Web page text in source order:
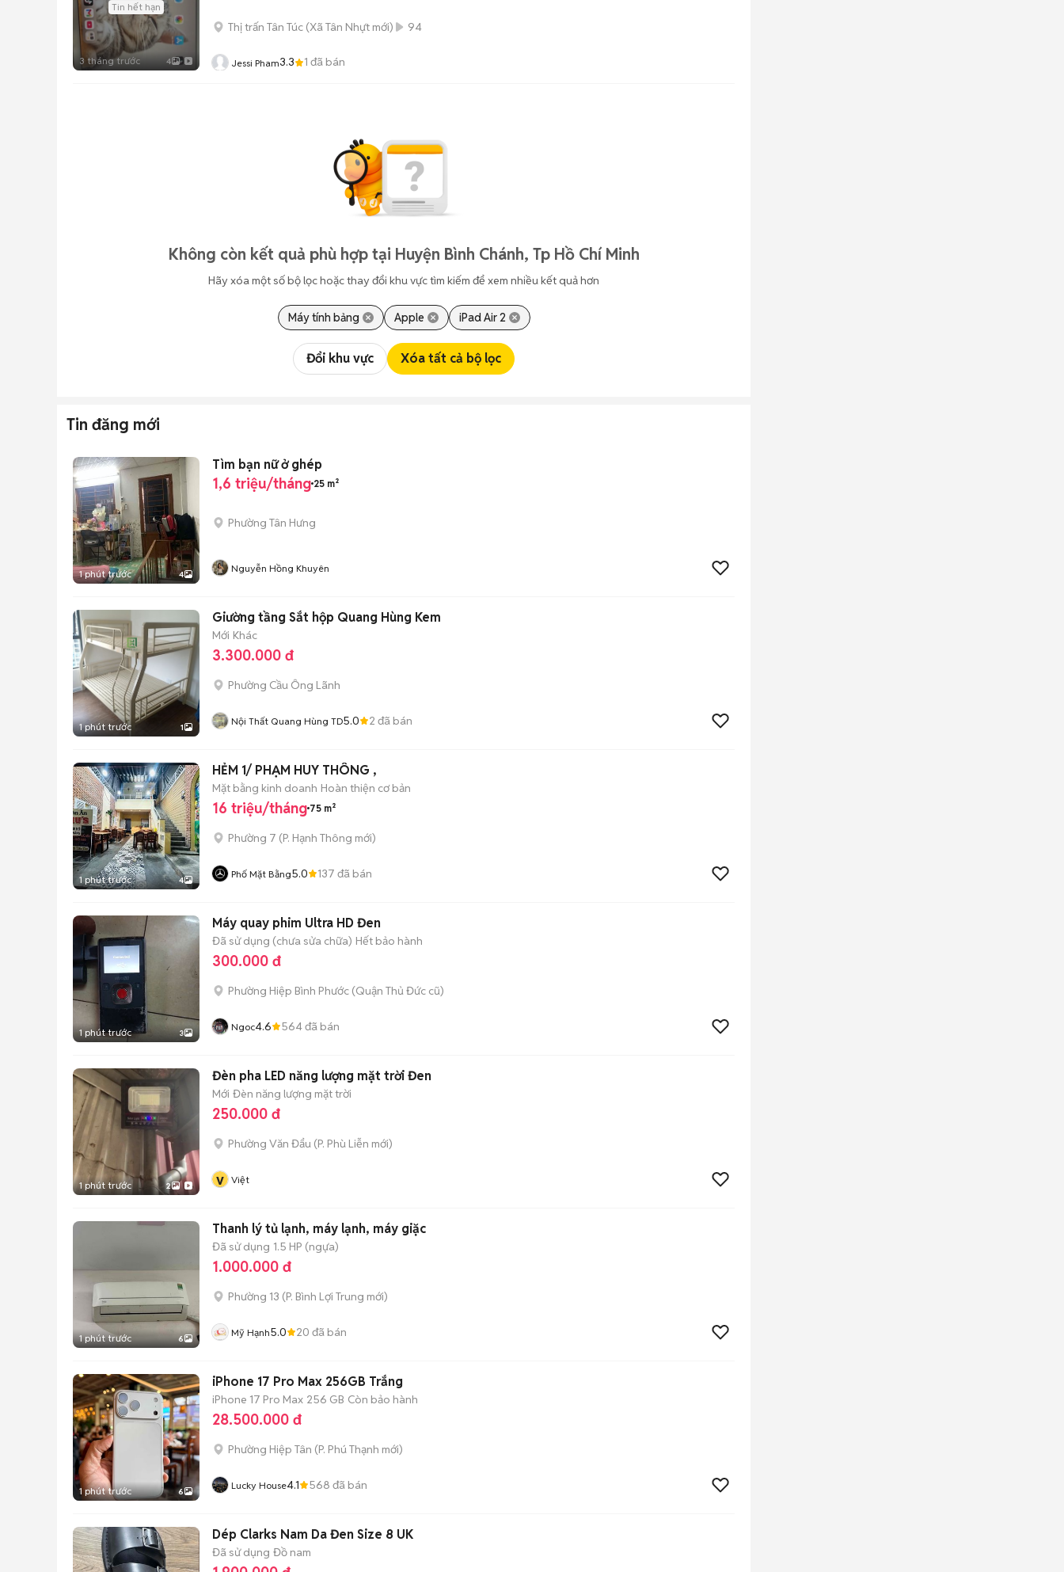
Tin hết hạn
3 tháng trước 4
Thị trấn Tân Túc (Xã Tân Nhựt mới) 94
Jessi Pham3.3 1 đã bán
Không còn kết quả phù hợp tại Huyện Bình Chánh, Tp Hồ Chí Minh
Hãy xóa một số bộ lọc hoặc thay đổi khu vực tìm kiếm để xem nhiều kết quả hơn
Máy tính bảng Apple iPad Air 2
Đổi khu vực Xóa tất cả bộ lọc
Tin đăng mới
1 phút trước 4
Tìm bạn nữ ở ghép
1,6 triệu/tháng 25 m²
Phường Tân Hưng
Nguyễn Hồng Khuyên
1 phút trước 1
Giường tầng Sắt hộp Quang Hùng Kem
Mới Khác
3.300.000 đ
Phường Cầu Ông Lãnh
Nội Thất Quang Hùng TD5.0 2 đã bán
1 phút trước 4
HẺM 1/ PHẠM HUY THÔNG ,
Mặt bằng kinh doanh Hoàn thiện cơ bản
16 triệu/tháng 75 m²
Phường 7 (P. Hạnh Thông mới)
Phố Mặt Bằng5.0 137 đã bán
1 phút trước 3
Máy quay phim Ultra HD Đen
Đã sử dụng (chưa sửa chữa) Hết bảo hành
300.000 đ
Phường Hiệp Bình Phước (Quận Thủ Đức cũ)
Ngoc4.6 564đã bán
1 phút trước 2
Đèn pha LED năng lượng mặt trời Đen
Mới Đèn năng lượng mặt trời
250.000 đ
Phường Văn Đẩu (P. Phù Liễn mới)
v Việt
1 phút trước 6
Thanh lý tủ lạnh, máy lạnh, máy giặc
Đã sử dụng 1.5 HP (ngựa)
1.000.000 đ
Phường 13 (P. Bình Lợi Trung mới)
Mỹ Hạnh5.0 20 đã bán
1 phút trước 6
iPhone 17 Pro Max 256GB Trắng
iPhone 17 Pro Max 256 GB Còn bảo hành
28.500.000 đ
Phường Hiệp Tân (P. Phú Thạnh mới)
Lucky House4.1 568 đã bán
Dép Clarks Nam Da Đen Size 8 UK
Đã sử dụng Đồ nam